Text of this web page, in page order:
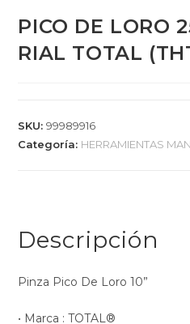
PICO DE LORO
RIAL TOTAL
SKU:99989916
Categoría: HERRAMIENTAS
Descripción
Pinza Pico De Loro 10”
• Marca : TOTAL®